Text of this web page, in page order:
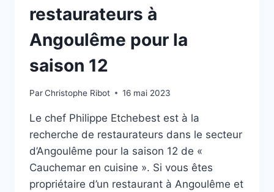
restaurateurs à
Angoulême pour la
saison 12
ParChristophe Ribot 16 mai 2023
Le chef Philippe Etchebest est à la
recherche de restaurateurs dans le secteur
d’Angoulême pour la saison 12 de «
Cauchemar en cuisine ». Si vous êtes
propriétaire d’un restaurant à Angoulême et